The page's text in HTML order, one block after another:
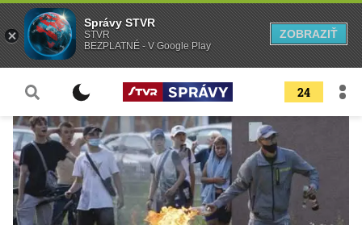
24
Správy STVR
STVR
BEZPLATNÉ - V Google Play
ZOBRAZIŤ